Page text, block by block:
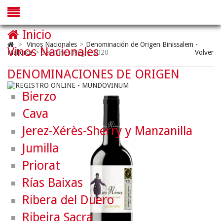
> Vinos Nacionales > Denominación de Origen Binissalem -
Mallorca > Ses Nines Negre 2020 Volver
Inicio
Vinos Nacionales
DENOMINACIONES DE ORIGEN
Bierzo
Cava
Jerez-Xérès-Sherry y Manzanilla
Jumilla
Priorat
Rías Baixas
Ribera del Duero
Ribeira Sacra